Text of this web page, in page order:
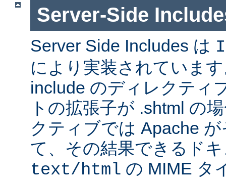
Server-Side
Server Side Includes は
により実装されていま
include のディレクティ
トの拡張子が .shtml の
クティブでは Apache
て、その結果できるド
text/html の MIME タ